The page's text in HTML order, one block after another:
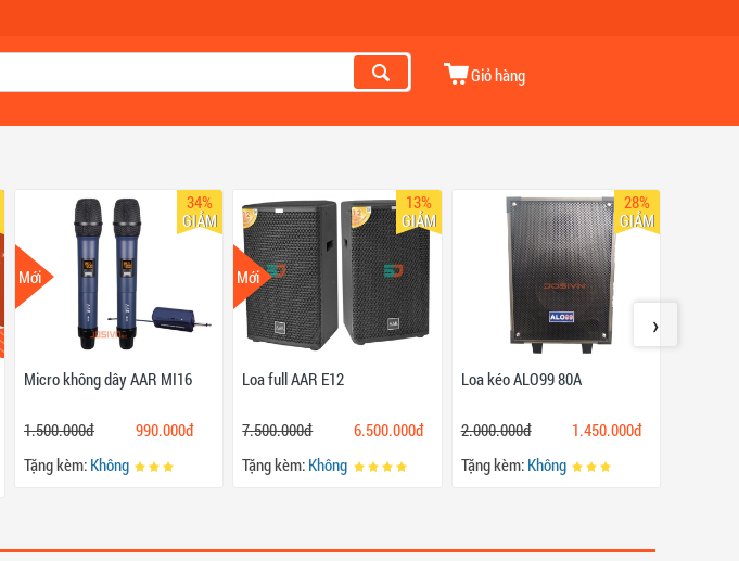
Giỏ hàng
Micro không dây AAR MI16
1.500.000đ
990.000đ
Tặng kèm: Không
Mới
34%
GIẢM
Loa full AAR E12
7.500.000đ
6.500.000đ
Tặng kèm: Không
Mới
13%
GIẢM
Loa kéo ALO99 80A
2.000.000đ
1.450.000đ
Tặng kèm: Không
28%
GIẢM
›